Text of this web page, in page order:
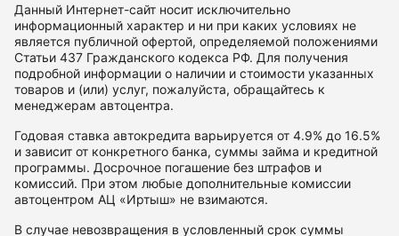
Данный Интернет-сайт носит исключительно
информационный характер и ни при каких условиях не
является публичной офертой, определяемой положениями
Статьи 437 Гражданского кодекса РФ. Для получения
подробной информации о наличии и стоимости указанных
товаров и (или) услуг, пожалуйста, обращайтесь к
менеджерам автоцентра.
Годовая ставка автокредита варьируется от 4.9% до 16.5%
и зависит от конкретного банка, суммы займа и кредитной
программы. Досрочное погашение без штрафов и
комиссий. При этом любые дополнительные комиссии
автоцентром АЦ «Иртыш» не взимаются.
В случае невозвращения в условленный срок суммы